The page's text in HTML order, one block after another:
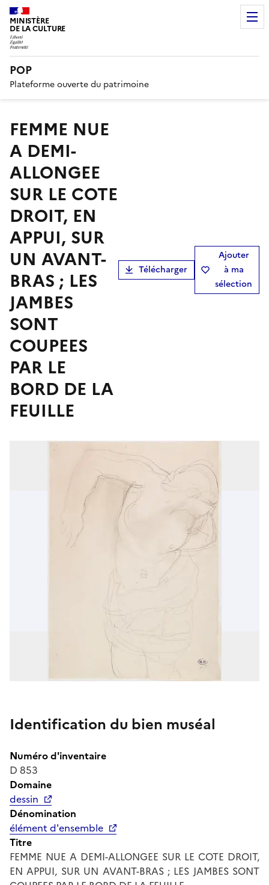
MINISTÈRE
DE LA CULTURE
POP
Plateforme ouverte du patrimoine
FEMME NUE
A DEMI-
ALLONGEE
SUR LE COTE
DROIT, EN
APPUI, SUR
UN AVANT-
BRAS ; LES
JAMBES
SONT
COUPEES
PAR LE
BORD DE LA
FEUILLE
Télécharger
Ajouter
à ma
sélection
Identification du bien muséal
Numéro d'inventaire
D 853
Domaine
dessin
Dénomination
élément d'ensemble
Titre
FEMME NUE A DEMI-ALLONGEE SUR LE COTE DROIT,
EN APPUI, SUR UN AVANT-BRAS ; LES JAMBES SONT